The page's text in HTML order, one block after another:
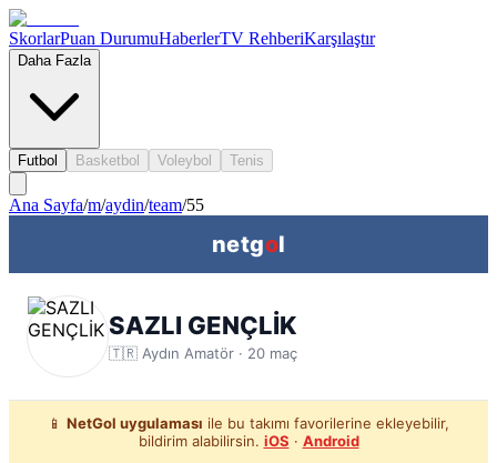
SkorlarPuan DurumuHaberlerTV RehberiKarşılaştır
Daha Fazla
Futbol Basketbol Voleybol Tenis
Ana Sayfa/m/aydin/team/55
netgol
SAZLI GENÇLİK
🇹🇷 Aydın Amatör · 20 maç
📱 NetGol uygulaması ile bu takımı favorilerine ekleyebilir,
bildirim alabilirsin. iOS · Android